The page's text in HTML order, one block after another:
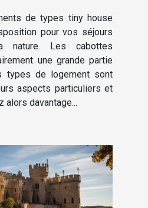
de types tiny house
pour vos séjours
Les cabottes
une grande partie
types de logement sont
aspects particuliers et
alors davantage...